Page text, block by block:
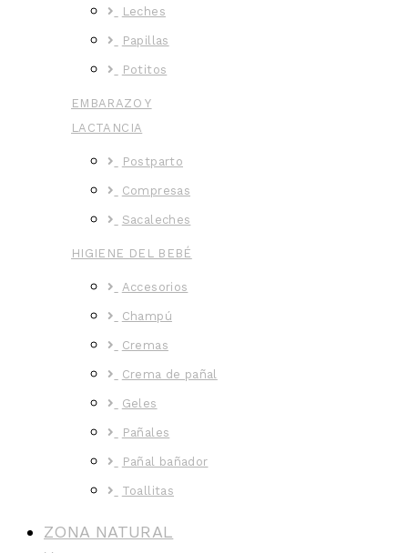
Leches
Papillas
Potitos
EMBARAZO Y
LACTANCIA
Postparto
Compresas
Sacaleches
HIGIENE DEL BEBÉ
Accesorios
Champú
Cremas
Crema de pañal
Geles
Pañales
Pañal bañador
Toallitas
ZONA NATURAL